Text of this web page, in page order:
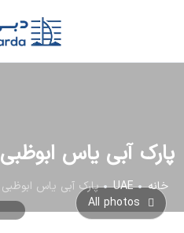
پارک آبی یاس ابوظبی
خانه UAE
پارک آبی یاس ابوظبی
All photos